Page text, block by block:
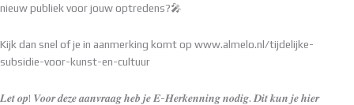
nieuw publiek voor jouw optredens?🎤
Kijk dan snel of je in aanmerking komt op www.almelo.nl/tijdelijke-
subsidie-voor-kunst-en-cultuur
𝑳𝒆𝒕 𝒐𝒑! 𝑽𝒐𝒐𝒓 𝒅𝒆𝒛𝒆 𝒂𝒂𝒏𝒗𝒓𝒂𝒂𝒈 𝒉𝒆𝒃 𝒋𝒆 𝑬-𝑯𝒆𝒓𝒌𝒆𝒏𝒏𝒊𝒏𝒈 𝒏𝒐𝒅𝒊𝒈. 𝑫𝒊𝒕 𝒌𝒖𝒏 𝒋𝒆 𝒉𝒊𝒆𝒓